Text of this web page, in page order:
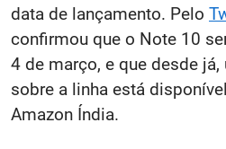
data de lançamento. Pelo
confirmou que o Note 10
4 de março, e que desde
sobre a linha está
Amazon Índia.